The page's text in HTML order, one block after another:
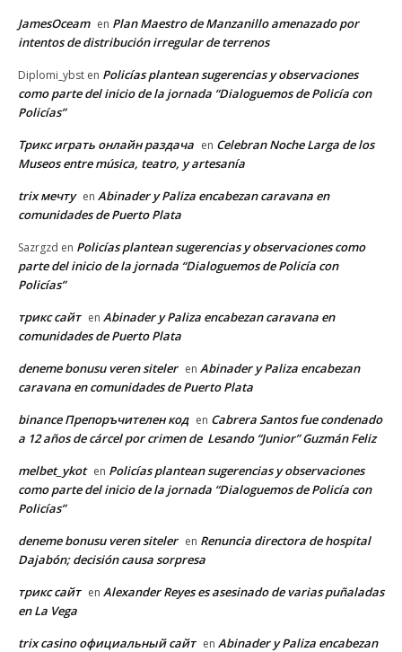
JamesOceam en Plan Maestro de Manzanillo amenazado por
intentos de distribución irregular de terrenos
Diplomi_ybst en Policías plantean sugerencias y observaciones
como parte del inicio de la jornada “Dialoguemos de Policía con
Policías”
Трикс играть онлайн раздача en Celebran Noche Larga de los
Museos entre música, teatro, y artesanía
trix мечту en Abinader y Paliza encabezan caravana en
comunidades de Puerto Plata
Sazrgzd en Policías plantean sugerencias y observaciones como
parte del inicio de la jornada “Dialoguemos de Policía con
Policías”
трикс сайт en Abinader y Paliza encabezan caravana en
comunidades de Puerto Plata
deneme bonusu veren siteler en Abinader y Paliza encabezan
caravana en comunidades de Puerto Plata
binance Препоръчителен код en Cabrera Santos fue condenado
a 12 años de cárcel por crimen de Lesando “Junior” Guzmán Feliz
melbet_ykot en Policías plantean sugerencias y observaciones
como parte del inicio de la jornada “Dialoguemos de Policía con
Policías”
deneme bonusu veren siteler en Renuncia directora de hospital
Dajabón; decisión causa sorpresa
трикс сайт en Alexander Reyes es asesinado de varias puñaladas
en La Vega
trix casino официальный сайт en Abinader y Paliza encabezan